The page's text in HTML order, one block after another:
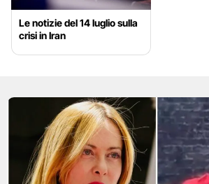
Le notizie del 14 luglio sulla
crisi in Iran